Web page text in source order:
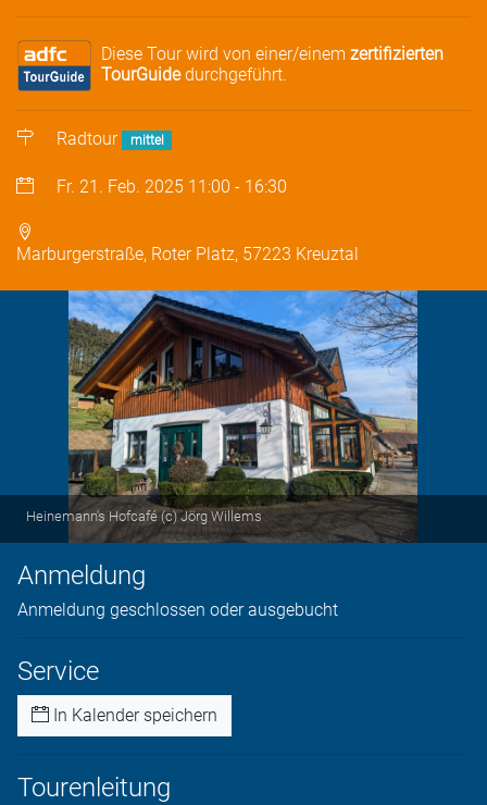
Diese Tour wird von einer/einem zertifizierten
TourGuidedurchgeführt.
Radtour mittel
Fr. 21. Feb. 2025 11:00 - 16:30
Marburgerstraße, Roter Platz, 57223 Kreuztal
Heinemann's Hofcafé (c) Jörg Willems
Anmeldung
Anmeldung geschlossen oder ausgebucht
Service
In Kalender speichern
Tourenleitung